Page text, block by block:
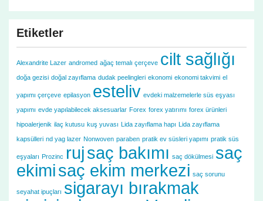
Etiketler
Alexandrite Lazer andromed ağaç temalı çerçeve cilt sağlığı
doğa gezisi doğal zayıflama dudak peelingleri ekonomi ekonomi takvimi el
yapımı çerçeve epilasyon esteliv evdeki malzemelerle süs eşyası
yapımı evde yapılabilecek aksesuarlar Forex forex yatırımı forex ürünleri
hipoalerjenik ilaç kutusu kuş yuvası Lida zayıflama hapı Lida zayıflama
kapsülleri nd yag lazer Nonwoven paraben pratik ev süsleri yapımı pratik süs
eşyaları Prozinc rujsaç bakımı saç dökülmesi saç
ekimisaç ekim merkezi saç sorunu
seyahat ipuçları sigarayı bırakmak